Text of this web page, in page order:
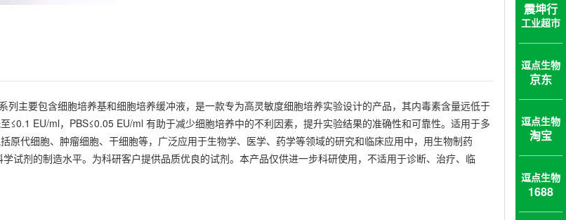
列主要包含细胞培养基和细胞培养缓冲液，是一款专为高灵敏度细胞培养实验设计的产品，其内毒素含量远低于
≤0.1 EU/ml，PBS≤0.05 EU/ml 有助于减少细胞培养中的不利因素，提升实验结果的准确性和可靠性。适用于多
原代细胞、肿瘤细胞、干细胞等，广泛应用于生物学、医学、药学等领域的研究和临床应用中， 用生物制药
试剂的制造水平。为科研客户提供品质优良的试剂。本产品仅供进一步科研使用，不适用于诊断、治疗、临
震坤行
工业超市
逗点生物
京东
逗点生物
淘宝
逗点生物
1688